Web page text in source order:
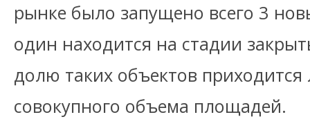
рынке было запущено всего 3
один находится на стадии
долю таких объектов
совокупного объема площадей.